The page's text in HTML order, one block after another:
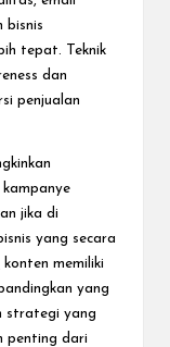
bisnis
tepat. Teknik
dan
penjualan
jika di
yang secara
konten memiliki
yang
strategi yang
penting dari